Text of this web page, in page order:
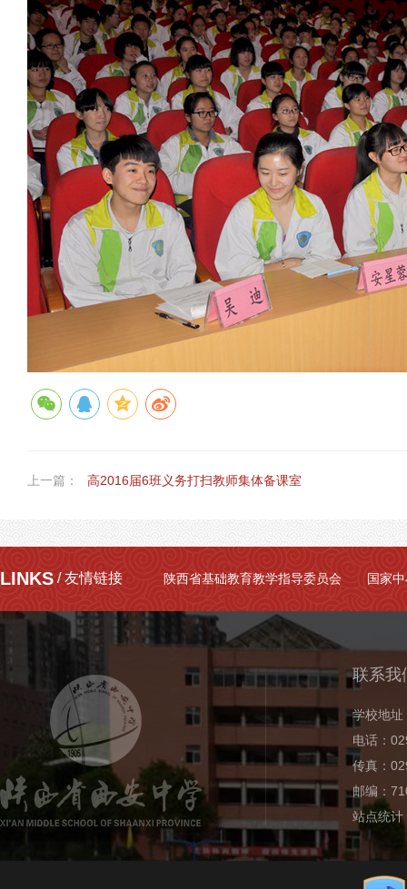
上一篇： 高2016届6班义务打扫教师集体备课室
LINKS / 友情链接 陕西省基础教育教学指导委员会 国家
联系我
学校地址
电话：
传真：
邮编：
站点统计